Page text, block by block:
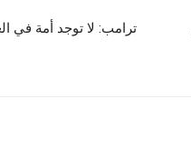
ترامب: لا توجد أمة في